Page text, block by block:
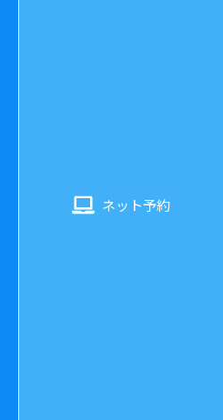
ネット予約